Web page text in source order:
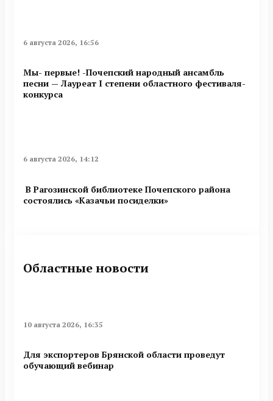
6 августа 2026, 16:56
Мы- первые! -Почепский народный ансамбль
песни — Лауреат I степени областного фестиваля-
конкурса
6 августа 2026, 14:12
В Рагозинской библиотеке Почепского района
состоялись «Казачьи посиделки»
Областные новости
10 августа 2026, 16:35
Для экспортеров Брянской области проведут
обучающий вебинар